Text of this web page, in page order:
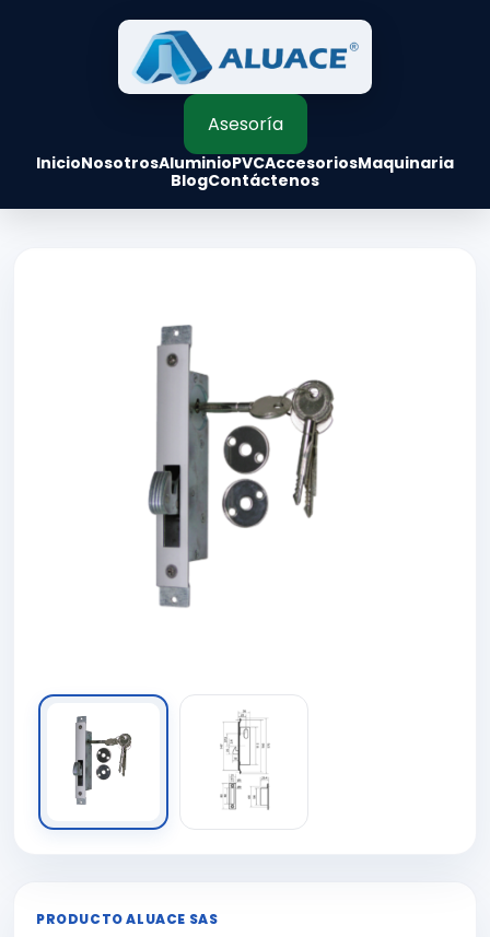
InicioNosotrosAluminioPVCAccesoriosMaquinaria
BlogContáctenos
Asesoría
PRODUCTO ALUACE SAS